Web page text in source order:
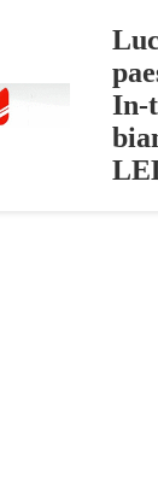
In-
Del Paesaggio Della In-